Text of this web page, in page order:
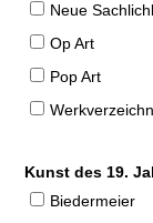
Neue
Op Art
Pop Art
Kunst des 19.
Biedermeier